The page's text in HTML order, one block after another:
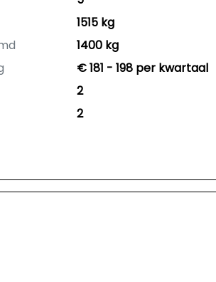
1515 kg
1400 kg
€ 181 - 198 per kwartaal
2
2